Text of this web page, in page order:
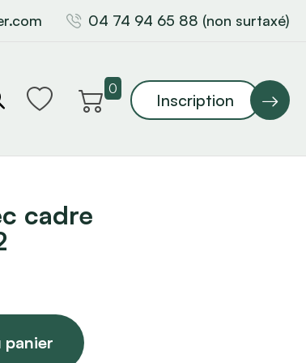
04 74 94 65 88 (non surtaxé)
0
Inscription
cadre
panier